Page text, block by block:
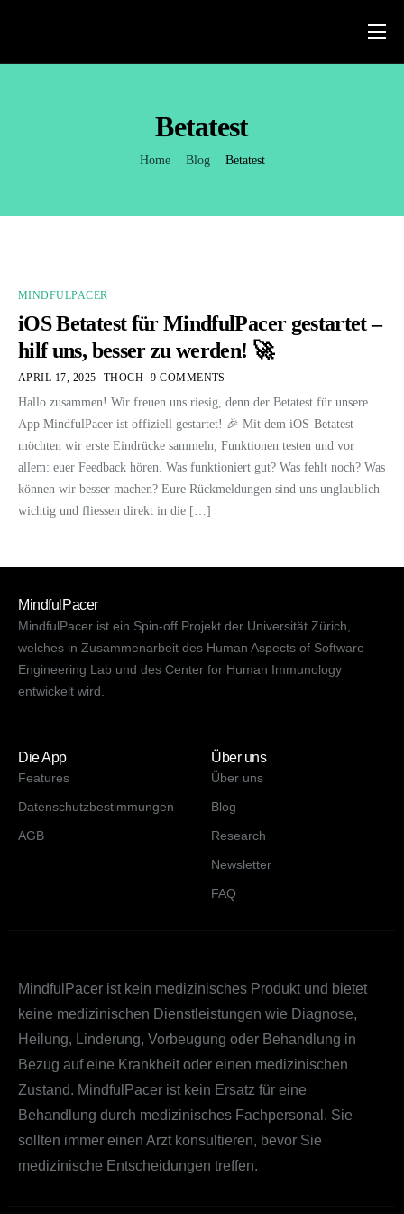
App
Deutsch
Betatest
Home Blog Betatest
MINDFULPACER
iOS Betatest für MindfulPacer gestartet –
hilf uns, besser zu werden! 🚀
APRIL 17, 2025 THOCH 9 COMMENTS
Hallo zusammen! Wir freuen uns riesig, denn der Betatest für unsere
App MindfulPacer ist offiziell gestartet! 🎉 Mit dem iOS-Betatest
möchten wir erste Eindrücke sammeln, Funktionen testen und vor
allem: euer Feedback hören. Was funktioniert gut? Was fehlt noch? Was
können wir besser machen? Eure Rückmeldungen sind uns unglaublich
wichtig und fliessen direkt in die […]
MindfulPacer
MindfulPacer ist ein Spin-off Projekt der Universität Zürich,
welches in Zusammenarbeit des Human Aspects of Software
Engineering Lab und des Center for Human Immunology
entwickelt wird.
Die App
Features
Datenschutzbestimmungen
AGB
Über uns
Über uns
Blog
Research
Newsletter
FAQ
MindfulPacer ist kein medizinisches Produkt und bietet
keine medizinischen Dienstleistungen wie Diagnose,
Heilung, Linderung, Vorbeugung oder Behandlung in
Bezug auf eine Krankheit oder einen medizinischen
Zustand. MindfulPacer ist kein Ersatz für eine
Behandlung durch medizinisches Fachpersonal. Sie
sollten immer einen Arzt konsultieren, bevor Sie
medizinische Entscheidungen treffen.